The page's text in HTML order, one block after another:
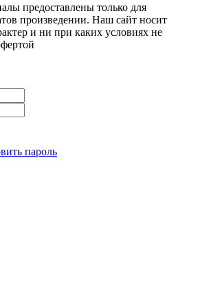
предоставлены только для
произведении. Наш сайт носит
и ни при каких условиях не
пароль